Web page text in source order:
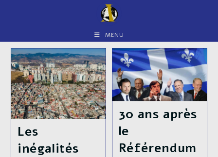
MENU
Les
inégalités
30 ans après
le
Référendum